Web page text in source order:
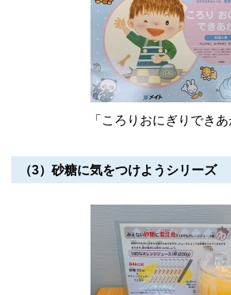
「ころりおにぎりできあ
（3）砂糖に気をつけようシリーズ